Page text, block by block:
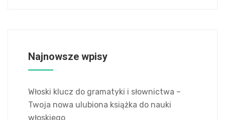
Najnowsze wpisy
Włoski klucz do gramatyki i słownictwa –
Twoja nowa ulubiona książka do nauki
włoskiego